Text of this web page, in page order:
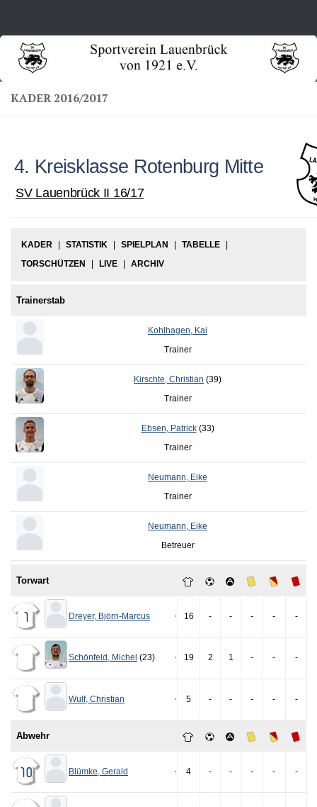
KADER 2016/2017
4. Kreisklasse Rotenburg Mitte
SV Lauenbrück II 16/17
KADER STATISTIK SPIELPLAN TABELLE
TORSCHÜTZEN
LIVE ARCHIV
Trainerstab
Kohlhagen, Kai
Trainer
Kirschte, Christian (39)
Trainer
Ebsen, Patrick (33)
Trainer
Neumann, Eike
Trainer
Neumann, Eike
Betreuer
Torwart
1 Dreyer, Björn-Marcus 16 - - - - -
Schönfeld , Michel (23) 19 2 1 - - -
Wulf, Christian 5 - - - - -
Abwehr
10 Blümke, Gerald 4 - - - - -